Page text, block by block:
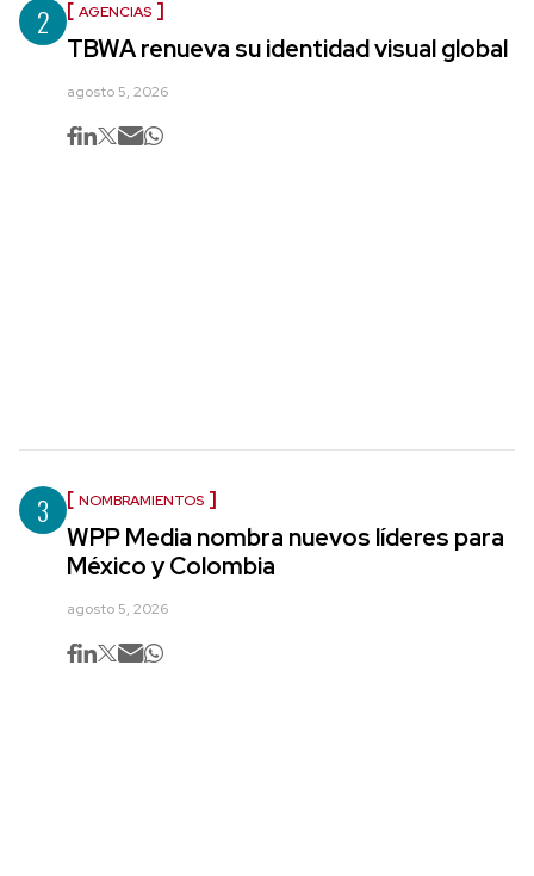
2 AGENCIAS
TBWA renueva su identidad visual global
agosto 5, 2026
3 NOMBRAMIENTOS
WPP Media nombra nuevos líderes para
México y Colombia
agosto 5, 2026